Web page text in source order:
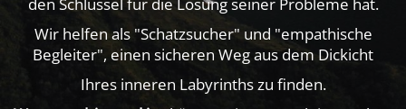
Wir helfen als "Schatzsucher" und "empathische
Begleiter", einen sicheren Weg aus dem Dickicht
Ihres inneren Labyrinths zu finden.